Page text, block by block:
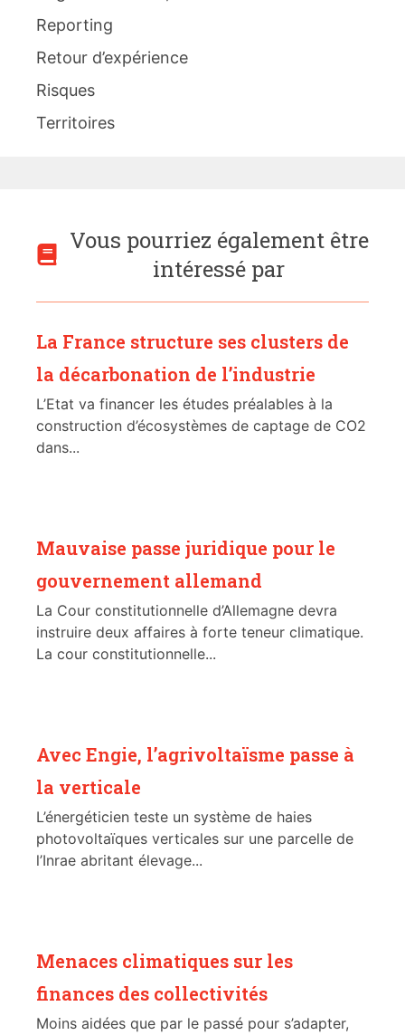
Reporting
Retour d’expérience
Risques
Territoires
Vous pourriez également être
intéressé par
La France structure ses clusters de
la décarbonation de l’industrie
L’Etat va financer les études préalables à la
construction d’écosystèmes de captage de CO2
dans...
Mauvaise passe juridique pour le
gouvernement allemand
La Cour constitutionnelle d’Allemagne devra
instruire deux affaires à forte teneur climatique.
La cour constitutionnelle...
Avec Engie, l’agrivoltaïsme passe à
la verticale
L’énergéticien teste un système de haies
photovoltaïques verticales sur une parcelle de
l’Inrae abritant élevage...
Menaces climatiques sur les
finances des collectivités
Moins aidées que par le passé pour s’adapter,